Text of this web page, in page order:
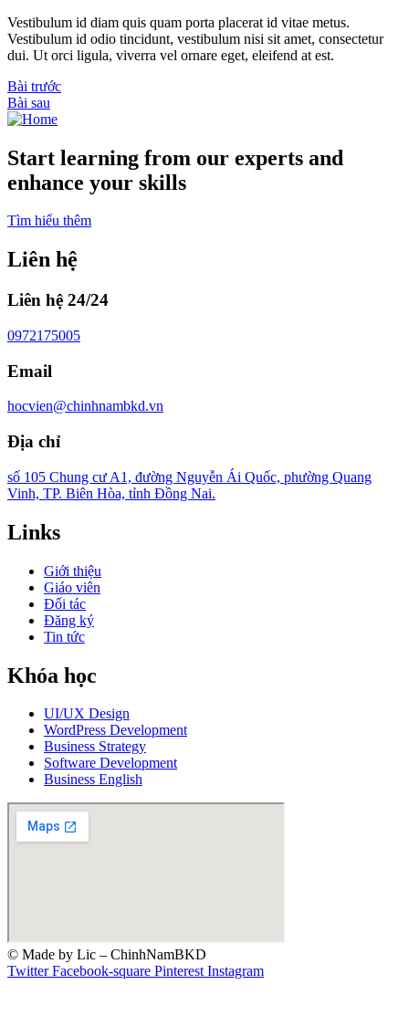
Vestibulum id diam quis quam porta placerat id vitae metus.
Vestibulum id odio tincidunt, vestibulum nisi sit amet, consectetur
dui. Ut orci ligula, viverra vel ornare eget, eleifend at est.
Bài trước
Bài sau
Start learning from our experts and
enhance your skills
Tìm hiểu thêm
Liên hệ
Liên hệ 24/24
0972175005
Email
hocvien@chinhnambkd.vn
Địa chỉ
số 105 Chung cư A1, đường Nguyễn Ái Quốc, phường Quang
Vinh, TP. Biên Hòa, tỉnh Đồng Nai.
Links
Giới thiệu
Giáo viên
Đối tác
Đăng ký
Tin tức
Khóa học
UI/UX Design
WordPress Development
Business Strategy
Software Development
Business English
© Made by Lic – ChinhNamBKD
Twitter Facebook-square Pinterest Instagram